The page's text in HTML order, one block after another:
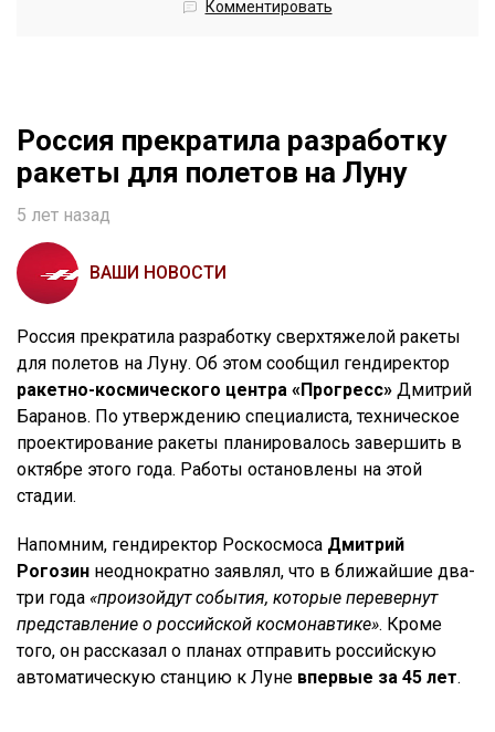
Комментировать
Россия прекратила разработку
ракеты для полетов на Луну
5 лет назад
ВАШИ НОВОСТИ
Россия прекратила разработку сверхтяжелой ракеты
для полетов на Луну. Об этом сообщил гендиректор
ракетно-космического центра «Прогресс» Дмитрий
Баранов. По утверждению специалиста, техническое
проектирование ракеты планировалось завершить в
октябре этого года. Работы остановлены на этой
стадии.
Напомним, гендиректор Роскосмоса Дмитрий
Рогозин неоднократно заявлял, что в ближайшие два-
три года «произойдут события, которые перевернут
представление о российской космонавтике». Кроме
того, он рассказал о планах отправить российскую
автоматическую станцию к Луне впервые за 45 лет.